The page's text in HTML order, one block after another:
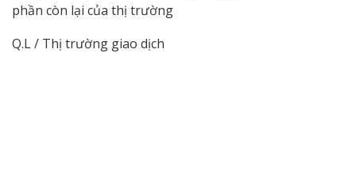
phần còn lại của thị trường
Q.L / Thị trường giao dịch